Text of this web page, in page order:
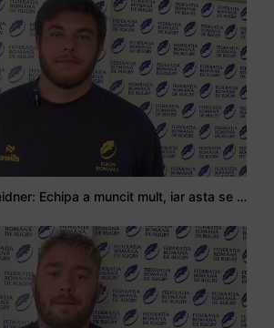
Stejarul Logan Weidner: Echipa a muncit mult, iar asta se va vedea în meciurile de la Nations Cup